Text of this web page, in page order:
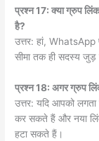
प्रश्न 17: क्या ग्रुप
है?
उत्तर: हां,
सीमा तक ही सदस्य
प्रश्न 18: अगर ग्रुप
उत्तर: यदि आपको
कर सकते हैं और नया
हटा सकते हैं।